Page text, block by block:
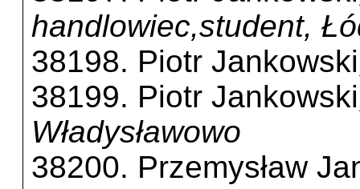
handlowiec,student,
38198. Piotr Jankowski
38199. Piotr Jankowski
Władysławowo
38200. Przemysław